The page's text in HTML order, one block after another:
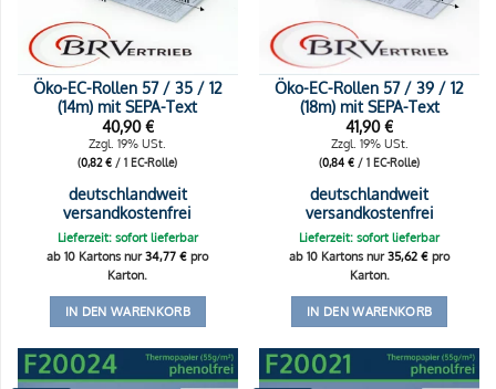
Öko-EC-Rollen 57 / 35 / 12
(14m) mit SEPA-Text
40,90€
Zzgl. 19% USt.
(0,82€ / 1 EC-Rolle)
deutschlandweit
versandkostenfrei
Lieferzeit: sofort lieferbar
ab 10 Kartons nur34,77€ pro
Karton.
IN DEN WARENKORB
Öko-EC-Rollen 57 / 39 / 12
(18m) mit SEPA-Text
41,90€
Zzgl. 19% USt.
(0,84€ / 1 EC-Rolle)
deutschlandweit
versandkostenfrei
Lieferzeit: sofort lieferbar
ab 10 Kartons nur35,62€ pro
Karton.
IN DEN WARENKORB